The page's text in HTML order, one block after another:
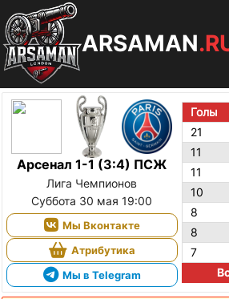
ARSAMAN
Арсенал 1-1 (3:4) ПСЖ
Лига Чемпионов
Суббота 30 мая 19:00
Мы Вконтакте
Атрибутика
Мы в Telegram
Голы
21
11
11
10
8
8
7